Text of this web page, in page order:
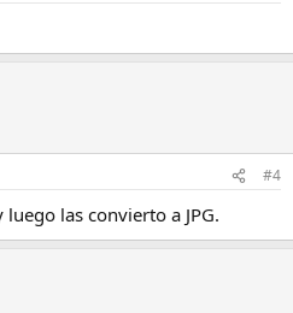
#4
las convierto a JPG.